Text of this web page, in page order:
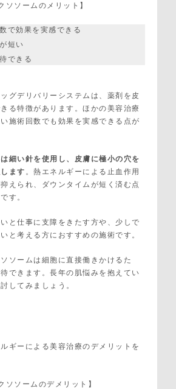
ソソームのメリット】
で効果を実感できる
短い
できる
グデリバリーシステムは、薬剤を皮
る特徴があります。ほかの美容治療
施術回数でも効果を実感できる点が
細い針を使用し、皮膚に極小の穴を
ます 。熱エネルギーによる止血作用
えられ、ダウンタイムが短く済む点
す。
と仕事に支障をきたす方や、少しで
と考える方におすすめの施術です。
ソームは細胞に直接働きかけるた
できます。長年の肌悩みを抱えてい
してみましょう。
ギーによる美容治療のデメリットを
ソソームのデメリット】